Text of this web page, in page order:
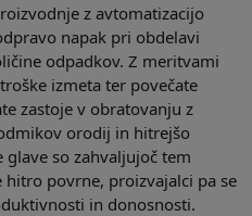
z avtomatizacijo
napak pri obdelavi
odpadkov. Z meritvami
izmeta ter povečate
zastoje v obratovanju z
orodij in hitrejšo
so zahvaljujoč tem
povrne, proizvajalci pa se
in donosnosti.